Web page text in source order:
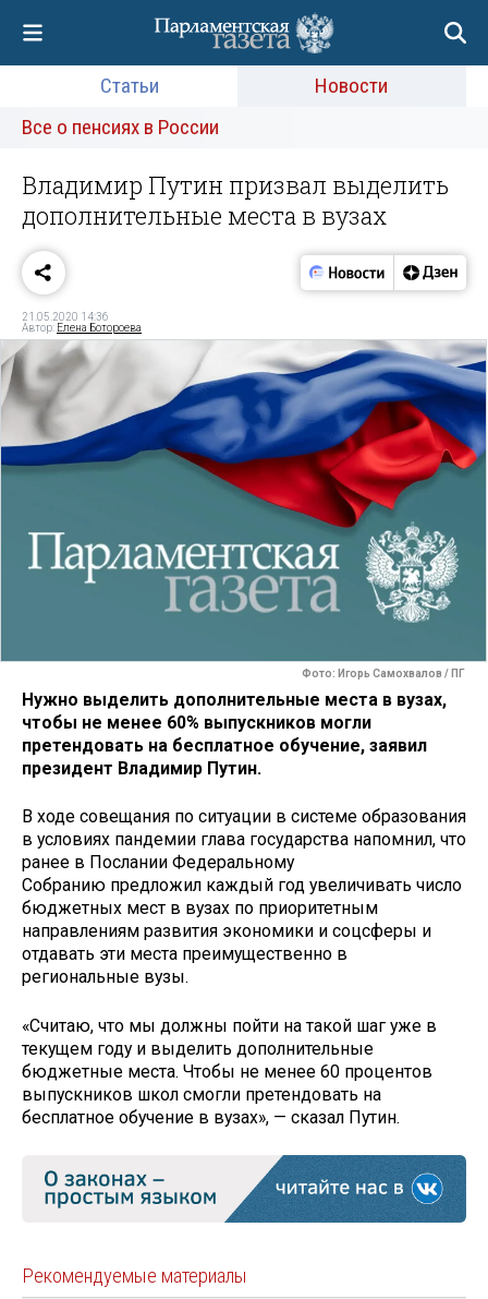
Статьи
Новости
Все о пенсиях в России
Владимир Путин призвал выделить
дополнительные места в вузах
21.05.2020 14:36
Автор: Елена Ботороева
Фото: Игорь Самохвалов / ПГ
Нужно выделить дополнительные места в вузах,
чтобы не менее 60% выпускников могли
претендовать на бесплатное обучение, заявил
президент Владимир Путин.
В ходе совещания по ситуации в системе образования
в условиях пандемии глава государства напомнил, что
ранее в Послании Федеральному
Собранию предложил каждый год увеличивать число
бюджетных мест в вузах по приоритетным
направлениям развития экономики и соцсферы и
отдавать эти места преимущественно в
региональные вузы.
«Считаю, что мы должны пойти на такой шаг уже в
текущем году и выделить дополнительные
бюджетные места. Чтобы не менее 60 процентов
выпускников школ смогли претендовать на
бесплатное обучение в вузах», — сказал Путин.
Рекомендуемые материалы